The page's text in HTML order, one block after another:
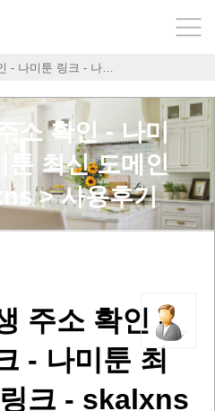
- 나미툰 링크 - 나…
소 확인 - 나미
툰 최신 도메인
> 사용후기
주소 확인 -
- 나미툰 최
크 - skalxns